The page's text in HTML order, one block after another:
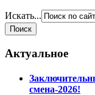
Искать...
Актуальное
смена-2026!